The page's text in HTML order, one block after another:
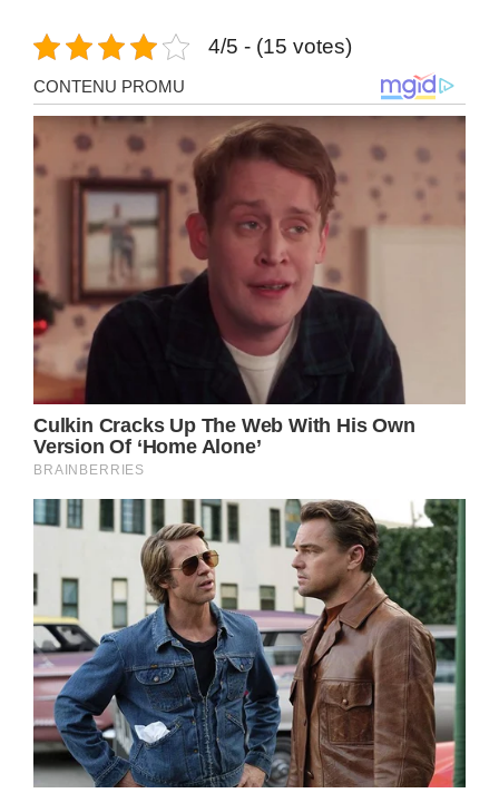
4/5 - (15 votes)